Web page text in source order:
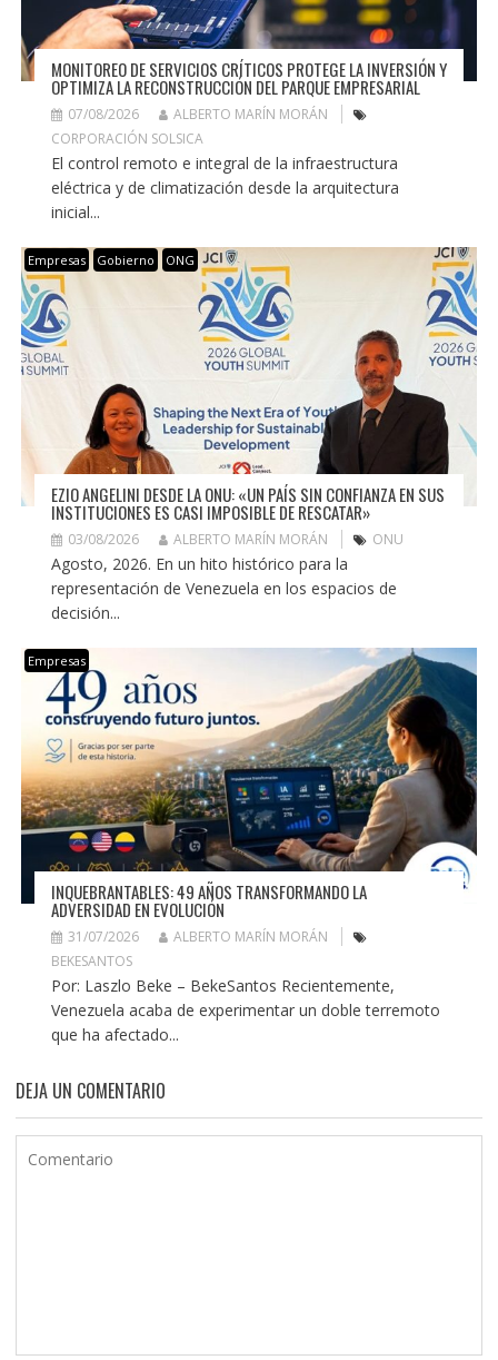
MONITOREO DE SERVICIOS CRÍTICOS PROTEGE LA INVERSIÓN Y
OPTIMIZA LA RECONSTRUCCIÓN DEL PARQUE EMPRESARIAL
07/08/2026
ALBERTO MARÍN MORÁN
CORPORACIÓN SOLSICA
El control remoto e integral de la infraestructura
eléctrica y de climatización desde la arquitectura
inicial...
Empresas Gobierno ONG
EZIO ANGELINI DESDE LA ONU: «UN PAÍS SIN CONFIANZA EN SUS
INSTITUCIONES ES CASI IMPOSIBLE DE RESCATAR»
03/08/2026 ALBERTO MARÍN MORÁN ONU
Agosto, 2026. En un hito histórico para la
representación de Venezuela en los espacios de
decisión...
Empresas
INQUEBRANTABLES: 49 AÑOS TRANSFORMANDO LA
ADVERSIDAD EN EVOLUCIÓN
31/07/2026
ALBERTO MARÍN MORÁN
BEKESANTOS
Por: Laszlo Beke – BekeSantos Recientemente,
Venezuela acaba de experimentar un doble terremoto
que ha afectado...
DEJA UN COMENTARIO